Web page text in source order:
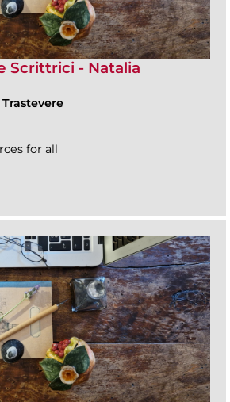
Scrittrici - Natalia
for all